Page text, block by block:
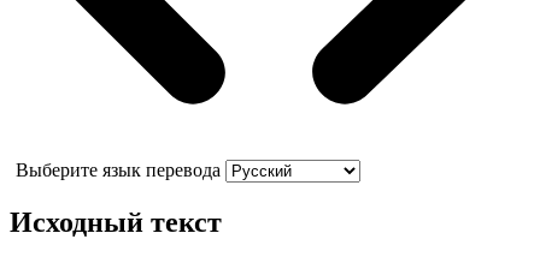
Выберите язык перевода
Исходный текст